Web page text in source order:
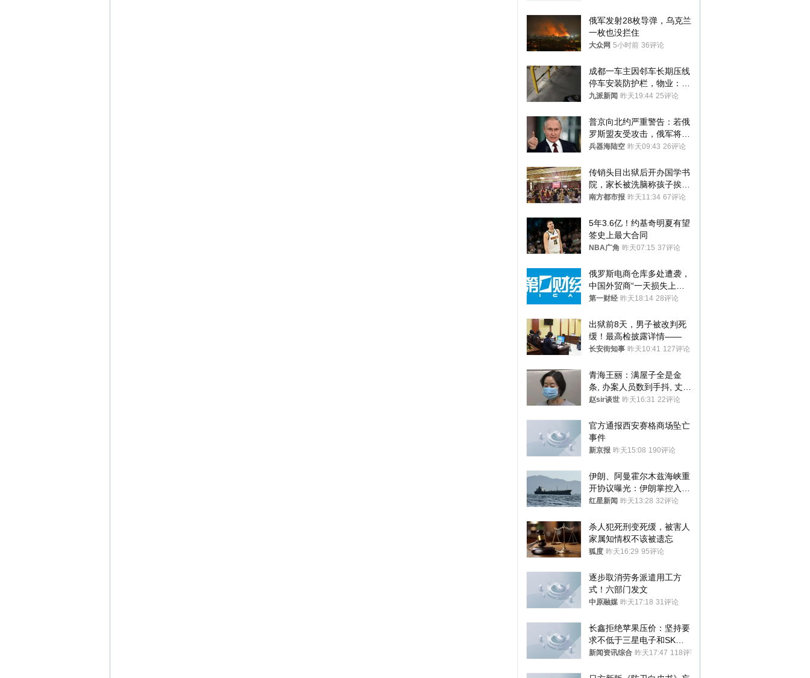
俄军发射28枚导弹，乌克兰
一枚也没拦住
大众网 5小时前 36评论
成都一车主因邻车长期压线
停车安装防护栏，物业：不
建议装护栏，也会影响自身
九派新闻 昨天19:44 25评论
普京向北约严重警告：若俄
罗斯盟友受攻击，俄军将动
用核武器保护
兵器海陆空 昨天09:43 26评论
传销头目出狱后开办国学书
院，家长被洗脑称孩子挨打
才有效果
南方都市报 昨天11:34 67评论
5年3.6亿！约基奇明夏有望
签史上最大合同
NBA广角 昨天07:15 37评论
俄罗斯电商仓库多处遭袭，
中国外贸商“一天损失上
万”紧急清仓
第一财经 昨天18:14 28评论
出狱前8天，男子被改判死
缓！最高检披露详情——
长安街知事 昨天10:41 127评论
青海王丽：满屋子全是金
条, 办案人员数到手抖, 丈夫
受不了提前离场
赵sir谈世 昨天16:31 22评论
官方通报西安赛格商场坠亡
事件
新京报 昨天15:08 190评论
伊朗、阿曼霍尔木兹海峡重
开协议曝光：伊朗掌控入湾
航道，与阿曼平分“服务费”
红星新闻 昨天13:28 32评论
杀人犯死刑变死缓，被害人
家属知情权不该被遗忘
狐度 昨天16:29 95评论
逐步取消劳务派遣用工方
式！六部门发文
中原融媒 昨天17:18 31评论
长鑫拒绝苹果压价：坚持要
求不低于三星电子和SK海
力士
新闻资讯综合 昨天17:47 118评论